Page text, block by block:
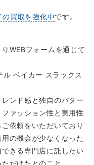
の買取を強化中です。
WEBフォームを通じて
ベイカー スラックス
ンド感と独自のパター
ァッション性と実用性
依頼をいただいており
の機会が少なくなった
きる専門店に託したい
だけたとのこと。